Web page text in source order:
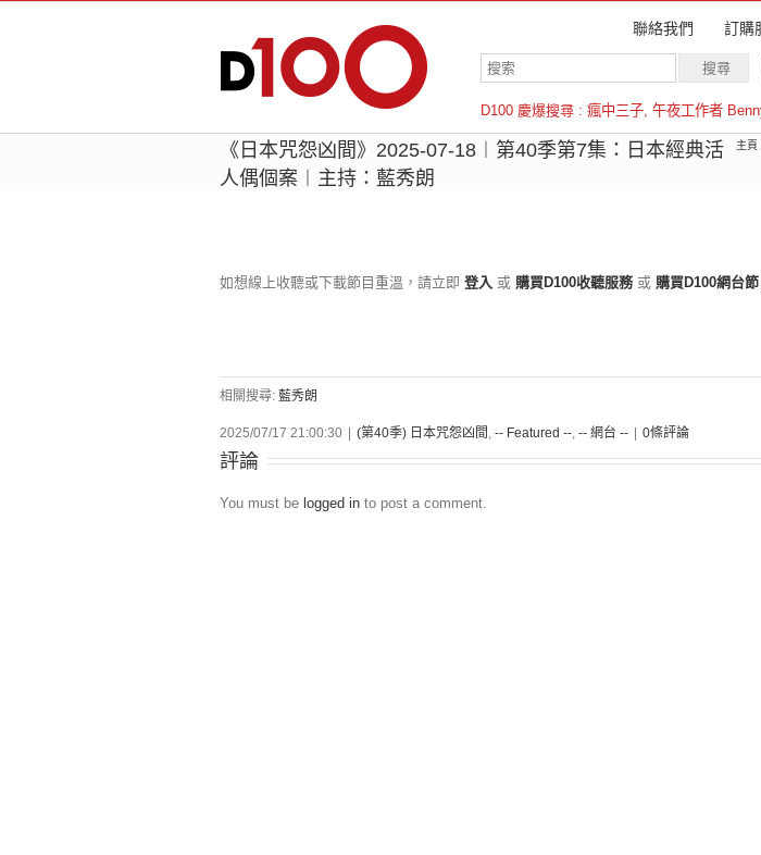
聯絡我們 訂購
D100 慶爆搜尋 : 瘋中三子, 午夜工作者
羅倫斯
《日本咒怨凶間》2025-07-18︱第40季第7集：日本經典活
人偶個案︱主持：藍秀朗
主頁
如想線上收聽或下載節目重溫，請立即 登入 或 購買D100收聽服務 或 購買D100網台節
相關搜尋: 藍秀朗
2025/07/17 21:00:30 (第40季) 日本咒怨凶間 , -- Featured --, -- 網台 -- 0條評論
評論
You must be logged in to post a comment.